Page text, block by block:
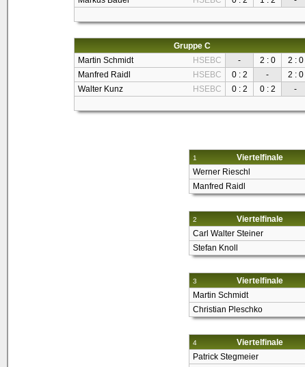
Gruppe C
Martin Schmidt
HSEBC - 2 : 0 2 : 0
Manfred Raidl
HSEBC 0 : 2 - 2 : 0
Walter Kunz
HSEBC 0 : 2 0 : 2 -
1 Viertelfinale
Werner Rieschl
Manfred Raidl
2 Viertelfinale
Carl Walter Steiner
Stefan Knoll
3 Viertelfinale
Martin Schmidt
Christian Pleschko
4 Viertelfinale
Patrick Stegmeier